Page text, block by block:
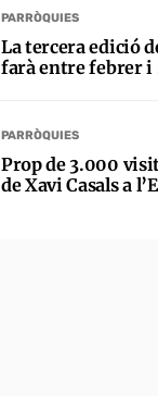
PARRÒQUIES
La tercera edició
farà entre febrer i
PARRÒQUIES
Prop de 3.000
de Xavi Casals a